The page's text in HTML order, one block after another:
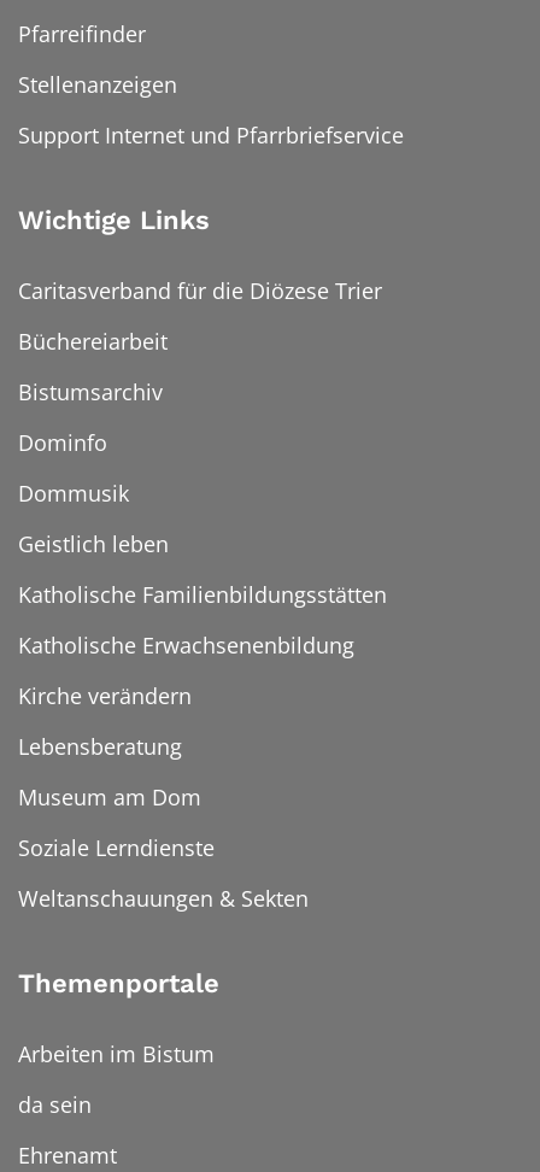
Pfarreifinder
Stellenanzeigen
Support Internet und Pfarrbriefservice
Wichtige Links
Caritasverband für die Diözese Trier
Büchereiarbeit
Bistumsarchiv
Dominfo
Dommusik
Geistlich leben
Katholische Familienbildungsstätten
Katholische Erwachsenenbildung
Kirche verändern
Lebensberatung
Museum am Dom
Soziale Lerndienste
Weltanschauungen & Sekten
Themenportale
Arbeiten im Bistum
da sein
Ehrenamt